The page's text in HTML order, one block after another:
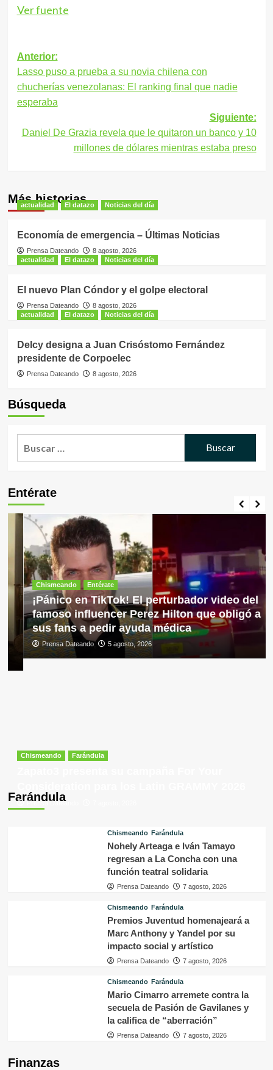
Ver fuente
Navegación
de
entradas
Anterior:
Lasso puso a prueba a su novia chilena con
chucherías venezolanas: El ranking final que nadie
esperaba
Siguiente:
Daniel De Grazia revela que le quitaron un banco y 10
millones de dólares mientras estaba preso
Más historias
actualidad El datazo Noticias del día
Economía de emergencia – Últimas Noticias
Prensa Dateando
8 agosto, 2026
actualidad
El datazo Noticias del día
El nuevo Plan Cóndor y el golpe electoral
Prensa Dateando
8 agosto, 2026
actualidad
El datazo Noticias del día
Delcy designa a Juan Crisóstomo Fernández
presidente de Corpoelec
Prensa Dateando 8 agosto, 2026
Búsqueda
Entérate
Chismeando Entérate
¡Pánico en TikTok! El perturbador video del
famoso influencer Perez Hilton que obligó a
sus fans a pedir ayuda médica
Prensa Dateando 5 agosto, 2026
Farándula
Chismeando Farándula
Prensa Dateando
Chismeando Farándula
Nohely Arteaga e Iván Tamayo
regresan a La Concha con una
función teatral solidaria
Prensa Dateando 7 agosto, 2026
Chismeando Farándula
Premios Juventud homenajeará a
Marc Anthony y Yandel por su
impacto social y artístico
Prensa Dateando 7 agosto, 2026
Chismeando Farándula
Mario Cimarro arremete contra la
secuela de Pasión de Gavilanes y
la califica de “aberración”
Prensa Dateando 7 agosto, 2026
Finanzas